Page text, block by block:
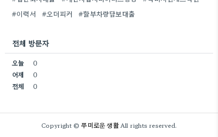
#이력서
#오더피커 #할부차량담보대출
전체 방문자
오늘
0
어제
0
전체
0
Copyright ©쭈미로운 생활All rights reserved.